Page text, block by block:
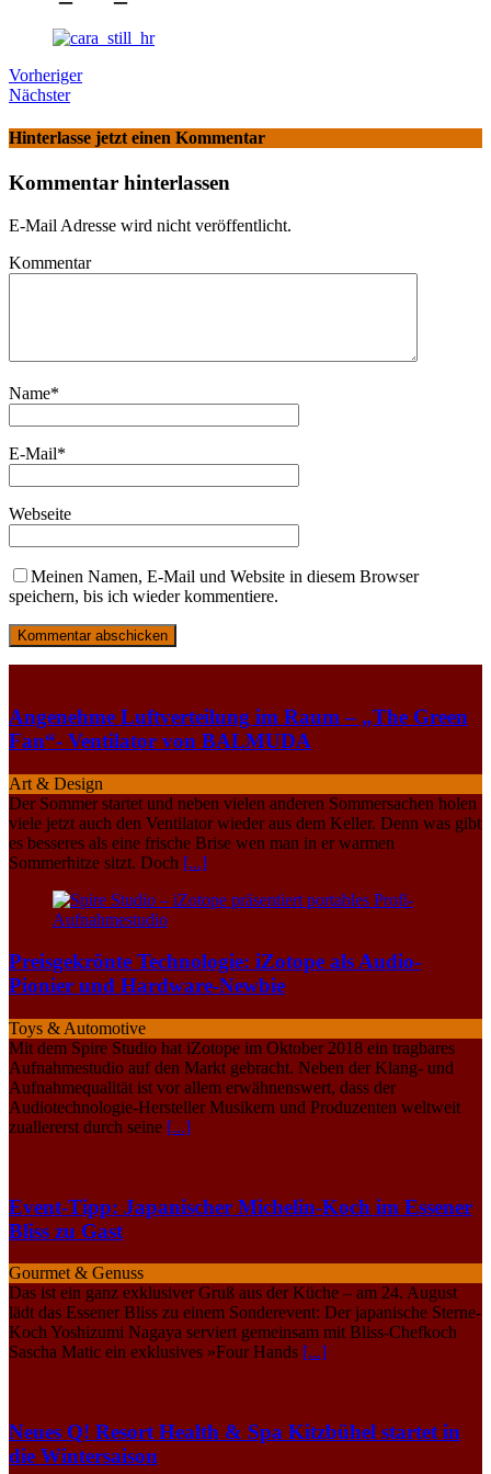
Vorheriger
Nächster
Hinterlasse jetzt einen Kommentar
Kommentar hinterlassen
E-Mail Adresse wird nicht veröffentlicht.
Kommentar
Name*
E-Mail*
Webseite
Meinen Namen, E-Mail und Website in diesem Browser
speichern, bis ich wieder kommentiere.
Angenehme Luftverteilung im Raum – „The Green
Fan“- Ventilator von BALMUDA
Art & Design
Der Sommer startet und neben vielen anderen Sommersachen holen
viele jetzt auch den Ventilator wieder aus dem Keller. Denn was gibt
es besseres als eine frische Brise wen man in er warmen
Sommerhitze sitzt. Doch [...]
Preisgekrönte Technologie: iZotope als Audio-
Pionier und Hardware-Newbie
Toys & Automotive
Mit dem Spire Studio hat iZotope im Oktober 2018 ein tragbares
Aufnahmestudio auf den Markt gebracht. Neben der Klang- und
Aufnahmequalität ist vor allem erwähnenswert, dass der
Audiotechnologie-Hersteller Musikern und Produzenten weltweit
zuallererst durch seine [...]
Event-Tipp: Japanischer Michelin-Koch im Essener
Bliss zu Gast
Gourmet & Genuss
Das ist ein ganz exklusiver Gruß aus der Küche – am 24. August
lädt das Essener Bliss zu einem Sonderevent: Der japanische Sterne-
Koch Yoshizumi Nagaya serviert gemeinsam mit Bliss-Chefkoch
Sascha Matic ein exklusives »Four Hands [...]
Neues Q! Resort Health & Spa Kitzbühel startet in
die Wintersaison